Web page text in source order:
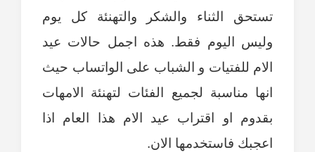
تستحق الثناء والشكر والتهنئة كل يوم
وليس اليوم فقط. هذه اجمل حالات عيد
الام للفتيات و الشباب على الواتساب حيث
انها مناسبة لجميع الفئات لتهنئة الامهات
بقدوم او اقتراب عيد الام هذا العام اذا
اعجبك فاستخدمها الان.